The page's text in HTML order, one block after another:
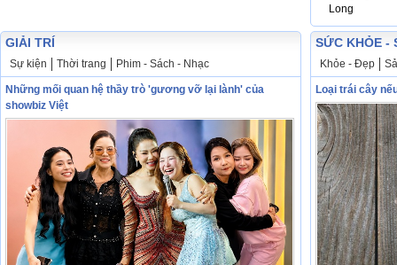
Long
GIẢI TRÍ
Sự kiện Thời trang Phim - Sách - Nhạc
Những mối quan hệ thầy trò 'gương vỡ lại lành' của
showbiz Việt
SỨC KHỎE -
Khỏe - Đẹp
Loại trái cây